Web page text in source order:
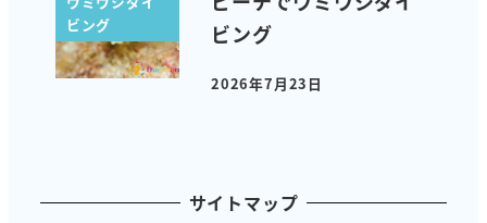
ビング
ビング
投稿日
2026年7月23日
サイトマップ